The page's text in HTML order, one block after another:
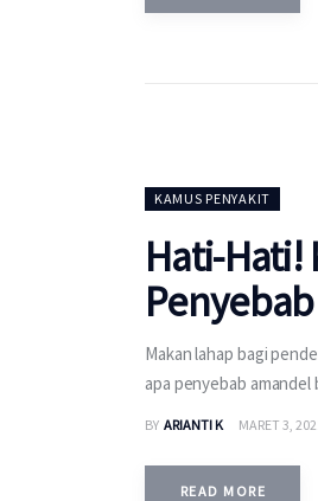
KAMUS PENYAKIT
Hati-Hati!
Makan lahap bagi
apa penyebab amandel
BY ARIANTI K MARET 3,
READ MORE